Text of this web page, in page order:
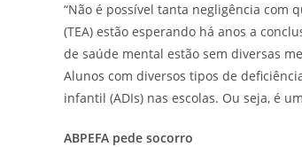
“Não é possível tanta negligência com
(TEA) estão esperando há anos a
de saúde mental estão sem diversas
Alunos com diversos tipos de
infantil (ADIs) nas escolas. Ou seja, é
ABPEFA pede socorro